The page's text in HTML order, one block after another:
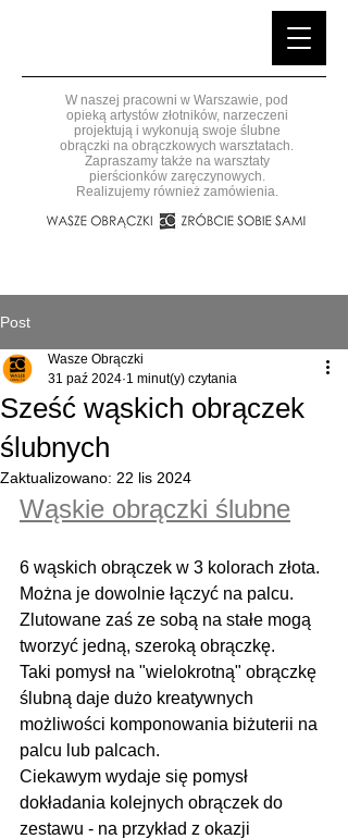
W naszej pracowni w Warszawie, pod
opieką artystów złotników, narzeczeni
projektują i wykonują swoje ślubne
obrączki na obrączkowych warsztatach.
Zapraszamy także na warsztaty
pierścionków zaręczynowych.
Realizujemy również zamówienia.
Post
Sześć wąskich obrączek
ślubnych
Wasze Obrączki
31 paź 2024 1 minut(y) czytania
Zaktualizowano: 22 lis 2024
Wąskie obrączki ślubne
6 wąskich obrączek w 3 kolorach złota.
Można je dowolnie łączyć na palcu.
Zlutowane zaś ze sobą na stałe mogą
tworzyć jedną, szeroką obrączkę.
Taki pomysł na "wielokrotną" obrączkę
ślubną daje dużo kreatywnych
możliwości komponowania biżuterii na
palcu lub palcach.
Ciekawym wydaje się pomysł
dokładania kolejnych obrączek do
zestawu - na przykład z okazji